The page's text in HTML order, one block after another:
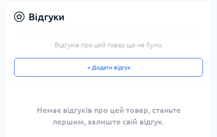
Відгуки
Відгуків про цей товар ще не було.
+ Додати відгук
Немає відгуків про цей товар, станьте
першим, залиште свій відгук.